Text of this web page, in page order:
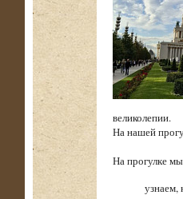
великолепии.
На нашей
На прогулке
узнаем,